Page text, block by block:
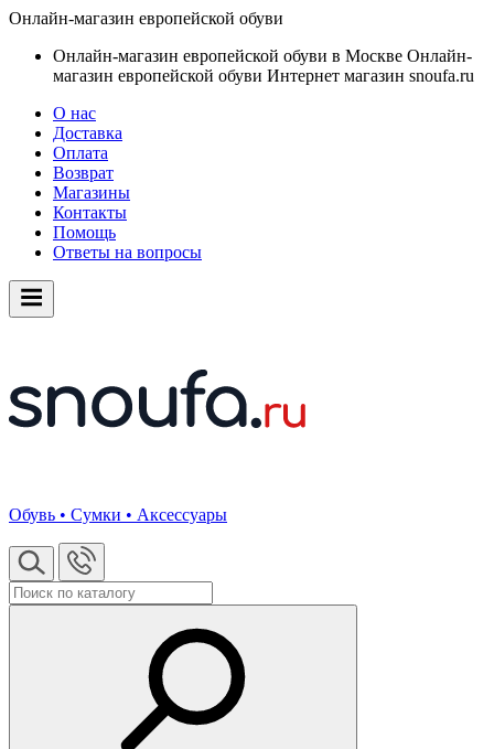
Онлайн-магазин европейской обуви
Онлайн-магазин европейской обуви в Москве Онлайн-
магазин европейской обуви Интернет магазин snoufa.ru
О нас
Доставка
Оплата
Возврат
Магазины
Контакты
Помощь
Ответы на вопросы
Обувь • Сумки • Аксессуары